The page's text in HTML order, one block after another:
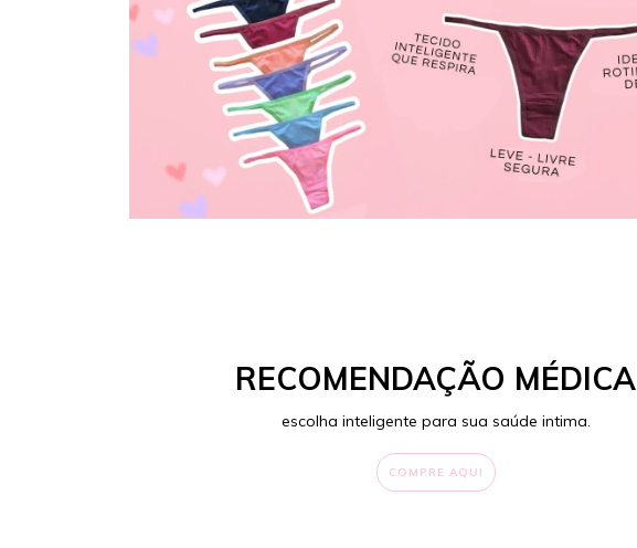
RECOMENDAÇÃO MÉDICA
escolha inteligente para sua saúde intima.
COMPRE AQUI